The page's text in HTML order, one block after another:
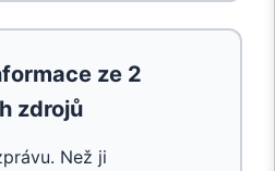
ze 2
zdrojů
Než ji